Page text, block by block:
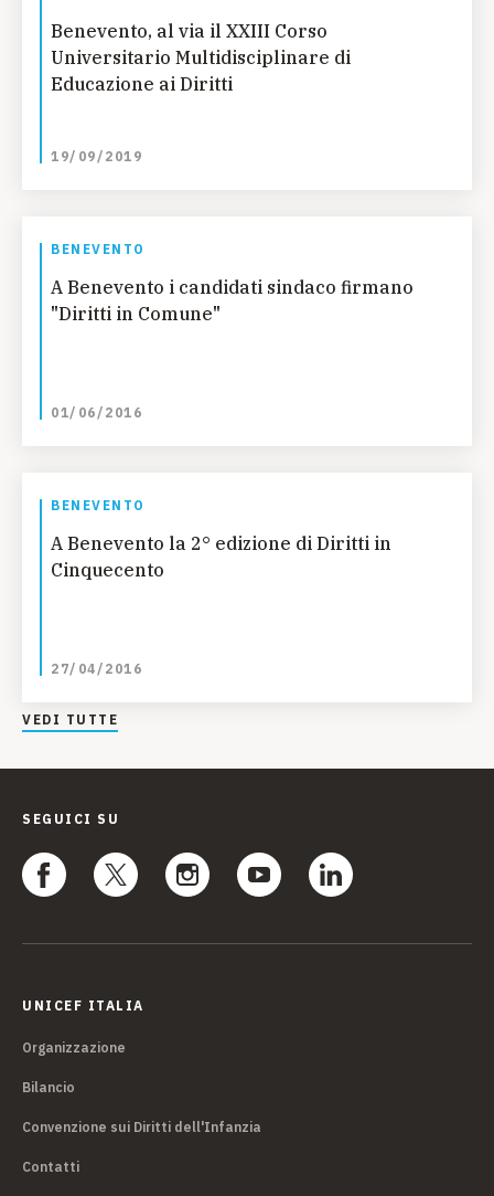
Benevento, al via il XXIII Corso
Universitario Multidisciplinare di
Educazione ai Diritti
19/09/2019
BENEVENTO
A Benevento i candidati sindaco firmano
"Diritti in Comune"
01/06/2016
BENEVENTO
A Benevento la 2° edizione di Diritti in
Cinquecento
27/04/2016
VEDI TUTTE
SEGUICI SU
UNICEF ITALIA
Organizzazione
Bilancio
Convenzione sui Diritti dell'Infanzia
Contatti